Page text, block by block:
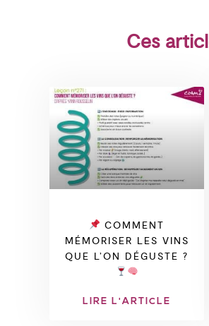
Ces
COMMENT
MÉMORISER LES VINS
QUE L’ON DÉGUSTE ?
LIRE L'ARTICLE